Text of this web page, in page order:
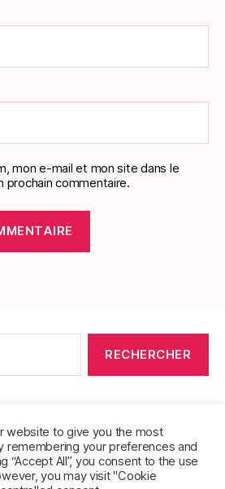
mon e-mail et mon site dans le
prochain commentaire.
LÉGALES•
website to give you the most
remembering your preferences and
“Accept All”, you consent to the use
you may visit "Cookie